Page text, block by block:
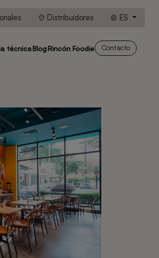
Distribuidores ES
técnicaBlogRincón Foodie Contacto